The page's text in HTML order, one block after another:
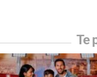
Te